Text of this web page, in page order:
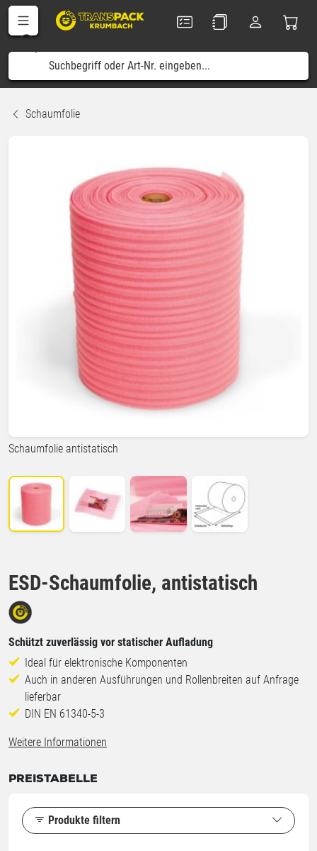
Schaumfolie
ESD-Schaumfolie, antistatisch
Schaumfolie antistatisch
Schützt zuverlässig vor statischer Aufladung
Ideal für elektronische Komponenten
Auch in anderen Ausführungen und Rollenbreiten auf Anfrage
lieferbar
DIN EN 61340-5-3
Weitere Informationen
PREISTABELLE
Produkte filtern